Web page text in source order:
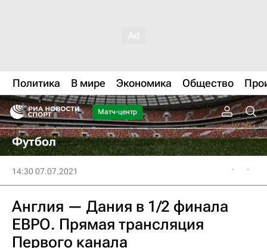
Политика В мире Экономика Общество
Матч-центр
Футбол
14:30 07.07.2021
Англия — Дания в 1/2 финала
ЕВРО. Прямая трансляция
Первого канала